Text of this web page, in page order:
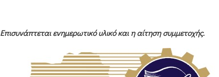
Επισυνάπτεται ενημερωτικό υλικό και η αίτηση συμμετοχής.